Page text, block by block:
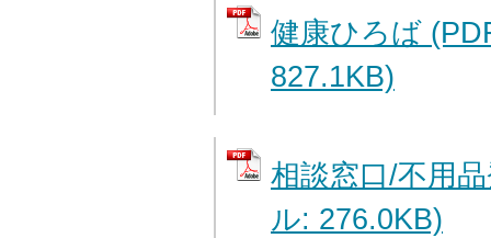
健康ひろば
827.1KB)
相談窓口/不用
ル: 276.0KB)